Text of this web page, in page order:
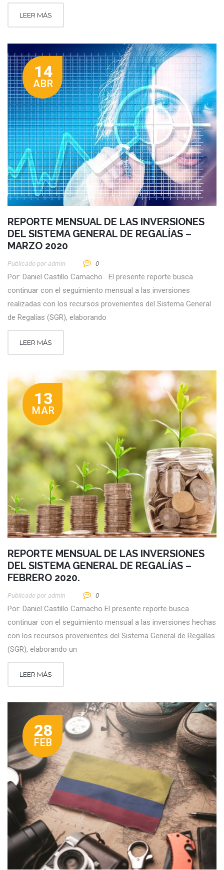
LEER MÁS
14
ABR
REPORTE MENSUAL DE LAS INVERSIONES
DEL SISTEMA GENERAL DE REGALÍAS –
MARZO 2020
Publicado por Admin 0
Por: Daniel Castillo Camacho El presente reporte busca
continuar con el seguimiento mensual a las inversiones
realizadas con los recursos provenientes del Sistema General
de Regalías (SGR), elaborando
LEER MÁS
13
MAR
REPORTE MENSUAL DE LAS INVERSIONES
DEL SISTEMA GENERAL DE REGALÍAS –
FEBRERO 2020.
Publicado por Admin 0
Por: Daniel Castillo Camacho El presente reporte busca
continuar con el seguimiento mensual a las inversiones hechas
con los recursos provenientes del Sistema General de Regalías
(SGR), elaborando un
LEER MÁS
28
FEB